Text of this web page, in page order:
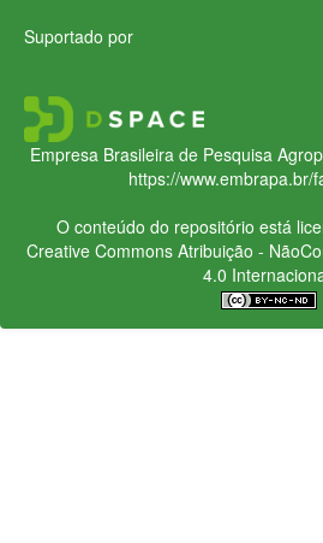
Suportado por
Empresa Brasileira de Pesquisa
https://www.embrapa.br/
O conteúdo do repositório está
Creative CommonsAtribuição -
4.0